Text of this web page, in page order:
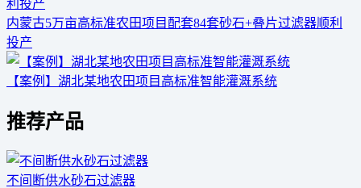
内蒙古5万亩高标准农田项目配套84套砂石+叠片过滤器顺利
投产
【案例】湖北某地农田项目高标准智能灌溉系统
推荐产品
不间断供水砂石过滤器